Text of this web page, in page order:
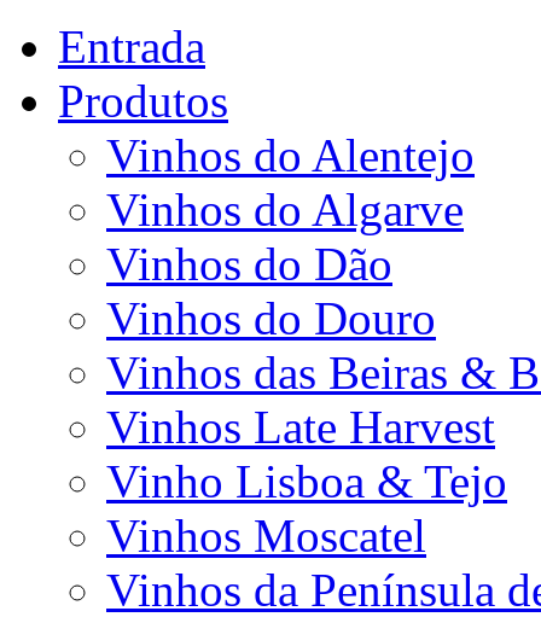
Entrada
Produtos
Vinhos do Alentejo
Vinhos do Algarve
Vinhos do Dão
Vinhos do Douro
Vinhos das Beiras &
Vinhos Late Harvest
Vinho Lisboa & Tejo
Vinhos Moscatel
Vinhos da Península